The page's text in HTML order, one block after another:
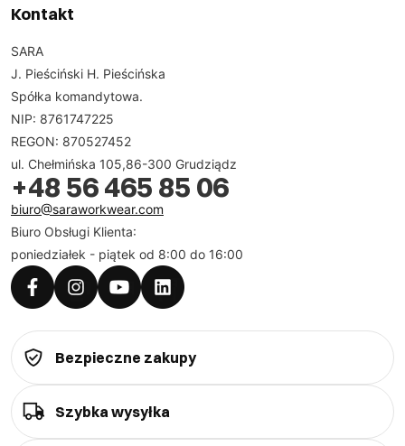
Kontakt
SARA
J. Pieściński H. Pieścińska
Spółka komandytowa.
NIP: 8761747225
REGON: 870527452
ul. Chełmińska 105,86-300 Grudziądz
+48 56 465 85 06
biuro@saraworkwear.com
Biuro Obsługi Klienta:
poniedziałek - piątek od 8:00 do 16:00
Bezpieczne zakupy
Szybka wysyłka